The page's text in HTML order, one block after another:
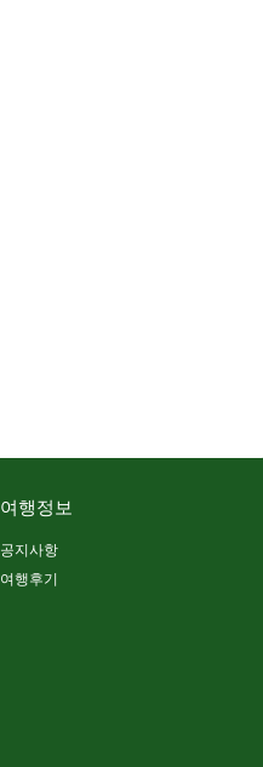
여행정보
공지사항
여행후기